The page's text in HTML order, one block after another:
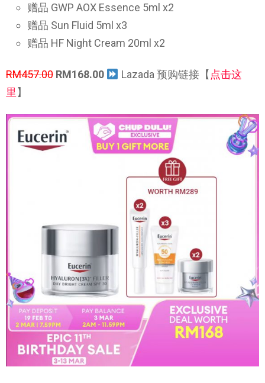
赠品 GWP AOX Essence 5ml x2
赠品 Sun Fluid 5ml x3
赠品 HF Night Cream 20ml x2
RM457.00 RM168.00 Lazada 预购链接【 点击这
里 】